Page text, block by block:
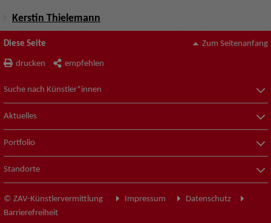
Kerstin Thielemann
Diese Seite
drucken empfehlen
Zum Seitenanfang
Suche nach Künstler*innen
Aktuelles
Portfolio
Standorte
© ZAV-Künstlervermittlung Impressum
Datenschutz
Barrierefreiheit